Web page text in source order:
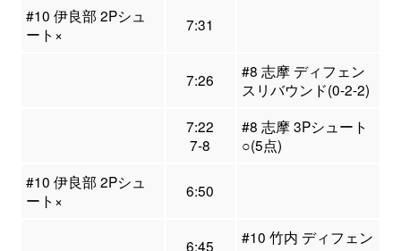
#10 伊良部 2Pシュ
ート×
7:31
7:26
#8 志摩 ディフェン
スリバウンド(0-2-2)
7:22
7-8
#8 志摩 3Pシュート
○(5点)
#10 伊良部 2Pシュ
ート×
6:50
6:45
#10 竹内 ディフェン